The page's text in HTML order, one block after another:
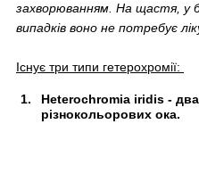
захворюванням. На щастя, у
випадків воно не потребує
Існує три типи гетерохромії:
Heterochromia iridis - два
різнокольорових ока.